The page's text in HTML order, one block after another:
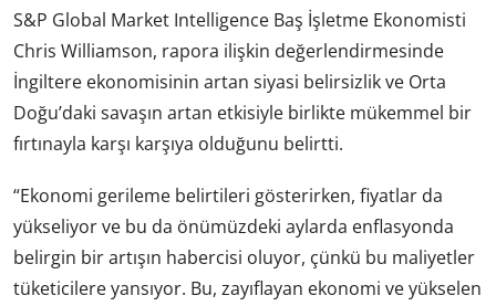
S&P Global Market Intelligence Baş İşletme Ekonomisti
Chris Williamson, rapora ilişkin değerlendirmesinde
İngiltere ekonomisinin artan siyasi belirsizlik ve Orta
Doğu’daki savaşın artan etkisiyle birlikte mükemmel bir
fırtınayla karşı karşıya olduğunu belirtti.
“Ekonomi gerileme belirtileri gösterirken, fiyatlar da
yükseliyor ve bu da önümüzdeki aylarda enflasyonda
belirgin bir artışın habercisi oluyor, çünkü bu maliyetler
tüketicilere yansıyor. Bu, zayıflayan ekonomi ve yükselen